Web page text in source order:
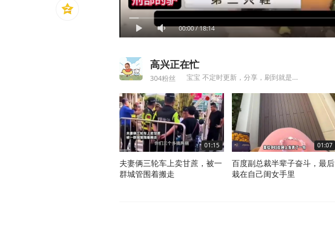
00:00/18:14
高兴正在忙
304粉丝 宝宝 不定时更新，分享，刷到就是...
01:15
夫妻俩三轮车上卖甘蔗，被一
群城管围着搬走
01:07
百度副总裁半辈子奋斗，最后
栽在自己闺女手里